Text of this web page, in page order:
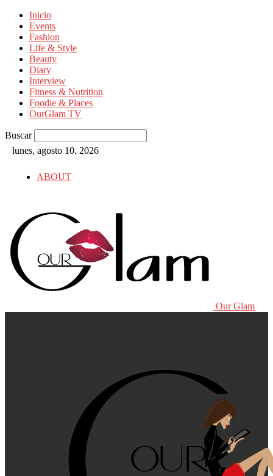
Inicio
Events
Fashion
Life & Style
Beauty
Diary
Interview
Fitness & Nutrition
Foodie & Places
OurGlam TV
Buscar
lunes, agosto 10, 2026
ABOUT
Our Glam